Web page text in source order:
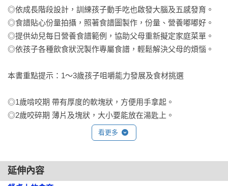
◎依成長階段設計，訓練孩子動手吃也啟發大腦及五感發育。
◎食譜貼心份量拍攝，照著食譜圖製作，份量、營養嘟嘟好。
◎提供幼兒每日營養食譜範例，協助父母重新擬定家庭菜單。
◎依孩子各種飲食狀況製作專屬食譜，輕鬆解決父母的煩惱。
本書重點提示：1～3歲孩子咀嚼能力發展及食材挑選
◎1歲啃咬期 帶有厚度的軟塊狀，方便用手拿起。
◎2歲咬碎期 薄片及塊狀，大小要能放在湯匙上。
◎3歲嚼碎期 稍硬的長條狀，大小可用筷子挾起。
◎可用手拿的長條，易咬成一口大小。
看更多
延伸內容